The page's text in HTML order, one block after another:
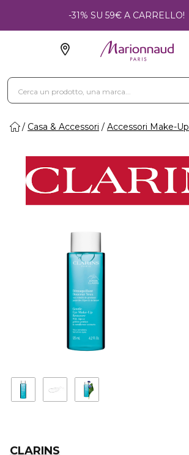
-31% SU 59€ A CARRELLO!
Casa & Accessori Accessori Make-Up
CLARINS